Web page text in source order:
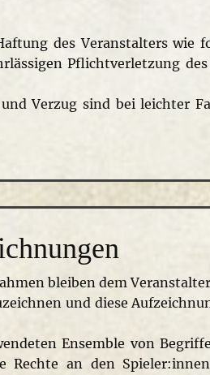
des Veranstalters wie
Pflichtverletzung
Verzug sind bei leichter
bleiben dem
und diese
Ensemble von
Rechte an den